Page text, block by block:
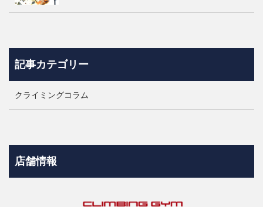
記事カテゴリー
クライミングコラム
店舗情報